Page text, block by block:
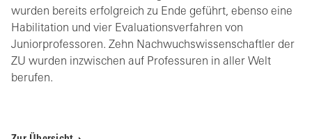
wurden bereits erfolgreich zu Ende geführt, ebenso eine
Habilitation und vier Evaluationsverfahren von
Juniorprofessoren. Zehn Nachwuchswissenschaftler der
ZU wurden inzwischen auf Professuren in aller Welt
berufen.